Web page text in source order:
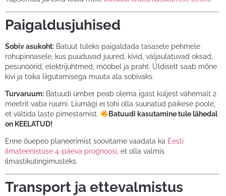
Paigaldusjuhised
Sobiv asukoht: Batuut tuleks paigaldada tasasele pehmele
rohupinnasele, kus puuduvad juured, kivid, väljaulatuvad oksad,
pesunöörid, elektrijuhtmed, mööbel ja praht. Üldiselt saab mõne
kivi ja toika liigutamisega muuta ala sobivaks.
Turvaruum: Batuudi ümber peab olema igast küljest vähemalt 2
meetrit vaba ruumi. Liumägi ei tohi olla suunatud päikese poole,
et vältida laste pimestamist.
Batuudi kasutamine tule lähedal
on KEELATUD!
Enne õuepeo planeerimist soovitame vaadata ka Eesti
ilmateenistuse 4-päeva prognoosi, et olla valmis
ilmastikutingimusteks.
Transport ja ettevalmistus